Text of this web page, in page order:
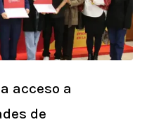
acceso a
de